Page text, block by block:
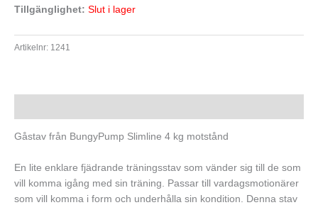
Tillgänglighet: Slut i lager
Artikelnr: 1241
Gåstav från BungyPump Slimline 4 kg motstånd
En lite enklare fjädrande träningsstav som vänder sig till de som
vill komma igång med sin träning. Passar till vardagsmotionärer
som vill komma i form och underhålla sin kondition. Denna stav